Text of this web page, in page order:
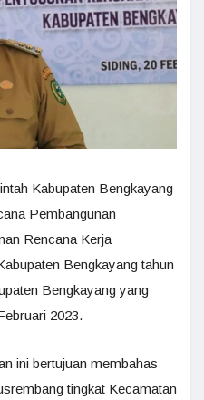
Kabupaten Bengkayang
Pembangunan
Rencana Kerja
Bengkayang tahun
Bengkayang yang
2023.
ini bertujuan membahas
tingkat Kecamatan